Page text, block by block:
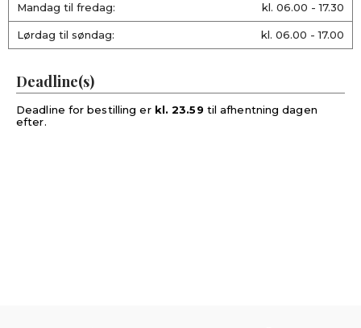
Mandag til fredag: kl. 06.00 - 17.30
Lørdag til søndag: kl. 06.00 - 17.00
Deadline(s)
Deadline for bestilling er kl. 23.59 til afhentning dagen
efter.